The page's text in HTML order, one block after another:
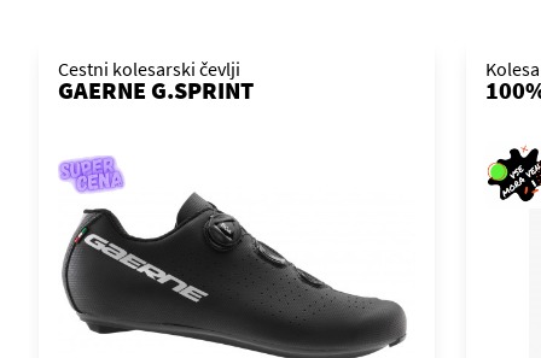
Cestni kolesarski čevlji
GAERNE G.SPRINT